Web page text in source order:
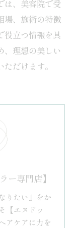
は、美容院で受
場、施術の特徴
役立つ情報を具
、理想の美しい
だけます。
ー専門店】
りたい』をか
【エヌドッ
アケアに力を